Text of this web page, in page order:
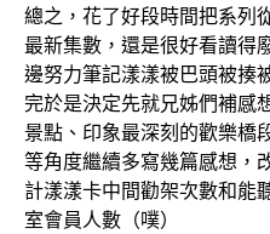
總之，花了好段時間把系列
最新集數，還是很好看讀得
邊努力筆記漾漾被巴頭被揍
完於是決定先就兄姊們補感
景點、印象最深刻的歡樂橋
等角度繼續多寫幾篇感想，
計漾漾卡中間勸架次數和能
室會員人數（噗）